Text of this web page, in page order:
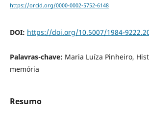
https://orcid.org/0000-0002-5752-6148
DOI: https://doi.org/10.5007/1984-
Palavras-chave: Maria Luíza Pinheiro,
memória
Resumo